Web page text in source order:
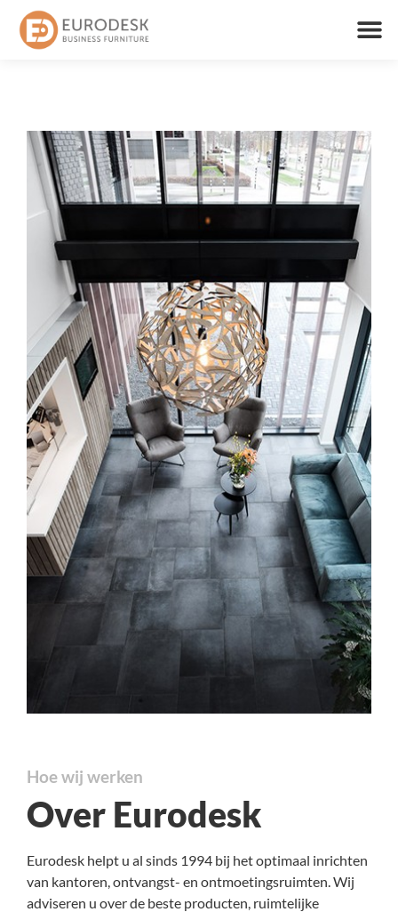
Hoe wij werken
Over Eurodesk
Eurodesk helpt u al sinds 1994 bij het optimaal inrichten
van kantoren, ontvangst- en ontmoetingsruimten. Wij
adviseren u over de beste producten, ruimtelijke